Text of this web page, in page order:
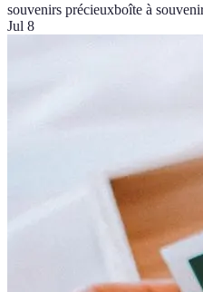
souvenirs précieuxboîte à
Jul 8